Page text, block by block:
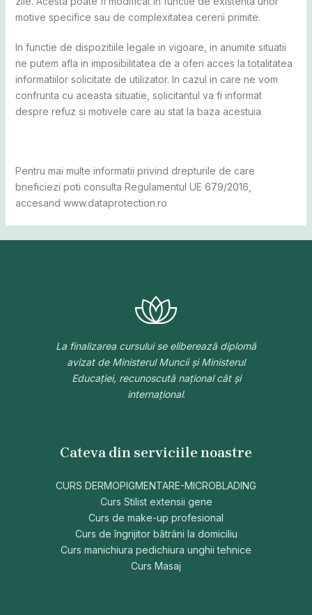
motive specifice sau de complexitatea cererii primite.
In functie de dispozitiile legale in vigoare, in anumite situatii
ne putem afla in imposibilitatea de a oferi acces la totalitatea
informatiilor solicitate de utilizator. In cazul in care ne vom
confrunta cu aceasta situatie, solicitantul va fi informat
despre refuz si motivele care au stat la baza acestuia
Pentru mai multe informatii privind drepturile de care
bneficiezi poti consulta Regulamentul UE 679/2016,
accesand www.dataprotection.ro
La finalizarea cursului se eliberează diplomă
avizat de Ministerul Muncii și Ministerul
Educației, recunoscută național cât și
internațional.
Cateva din serviciile noastre
CURS DERMOPIGMENTARE-MICROBLADING
Curs Stilist extensii gene
Curs de make-up profesional
Curs de îngrijitor bătrâni la domiciliu
Curs manichiura pedichiura unghii tehnice
Curs Masaj